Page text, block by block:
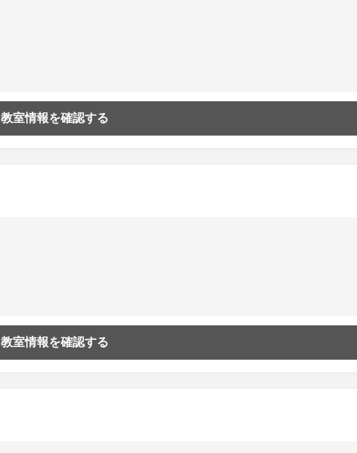
教室情報を確認する
教室情報を確認する